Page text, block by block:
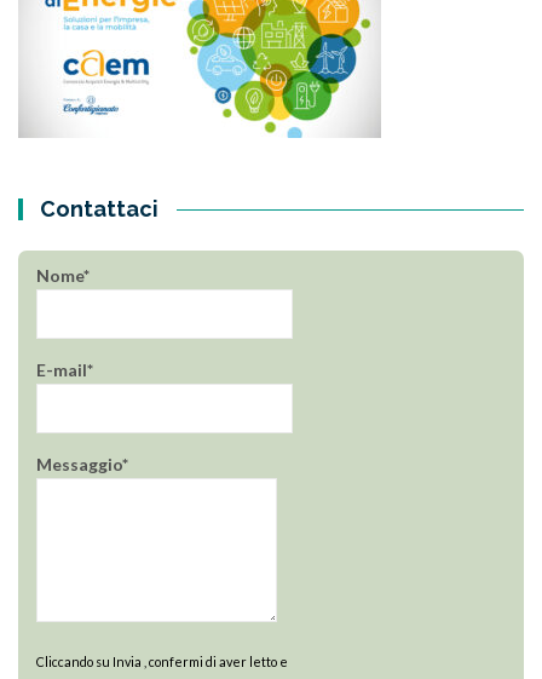
Contattaci
Nome*
E-mail*
Messaggio*
Cliccando su Invia , confermi di aver letto e